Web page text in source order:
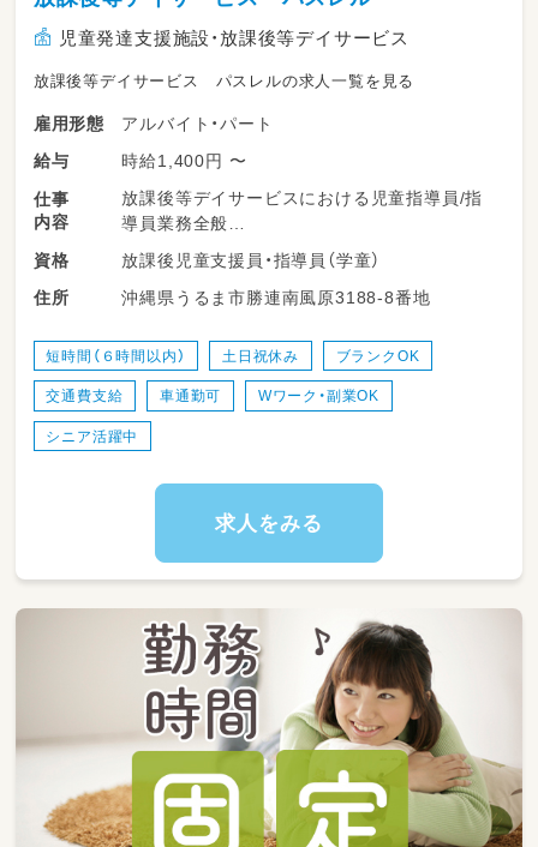
児童発達支援施設・放課後等デイサービス
放課後等デイサービス パスレルの求人一覧を見る
雇用形態
アルバイト・パート
給与
時給1,400円 〜
仕事
内容
放課後等デイサービスにおける児童指導員/指
導員業務全般
送迎業務は近めのところのみ♪
小学生向けのプログラミングなどもあります！
資格
放課後児童支援員・指導員（学童）
住所
沖縄県うるま市勝連南風原3188-8番地
短時間（６時間以内） 土日祝休み ブランクOK
交通費支給 車通勤可 Wワーク・副業OK
シニア活躍中
求人をみる